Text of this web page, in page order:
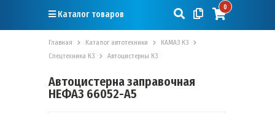
Каталог товаров
0
Главная Каталог автотехники
КАМАЗ К3
Спецтехника К3
Автоцистерны К3
Автоцистерна заправочная
НЕФАЗ 66052-А5